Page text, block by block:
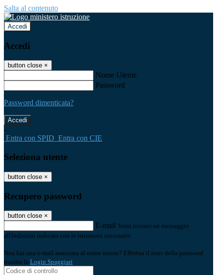
Salta al contenuto
Accedi
Accedi
button close ×
Nome Utente
Password
Password dimenticata?
-
Entra con SPID Entra con CIE
Seleziona utente
button close ×
Recupero password
button close ×
E-mail Verrà inviato un messaggio
all'indirizzo indicato con le istruzioni necessarie.
Non hai una e-mail associata al nome utente? Effettua il reset della password
tramite la Login Spaggiari